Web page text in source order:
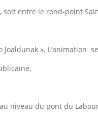
entre le rond-point
». L’animation
niveau du pont du